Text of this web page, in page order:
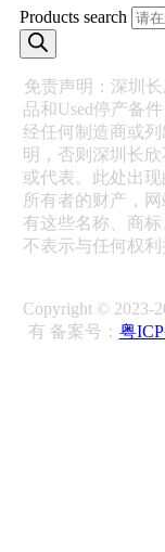
Products search
免责声明：深圳
品和Used停产备
经任何制造商或
明，否则深圳长
或代表。此处出
所有者的财产，
有这些名称、商
不表示与任何权
Copyright © 2023-
有 备案号： 粤